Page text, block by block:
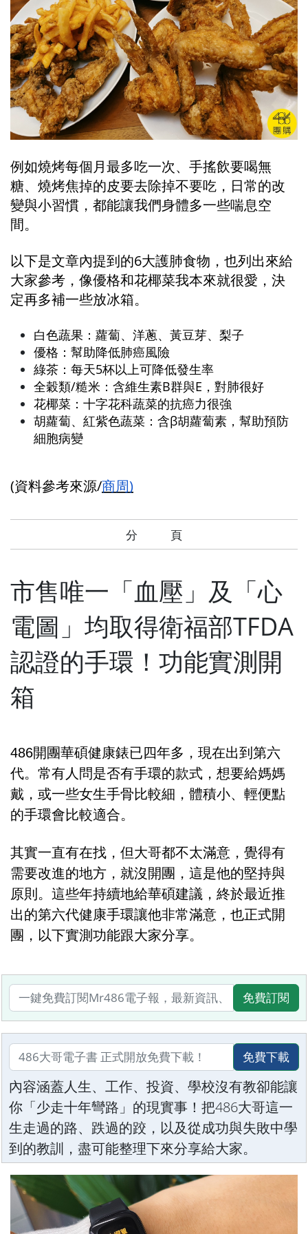
例如燒烤每個月最多吃一次、手搖飲要喝無
糖、燒烤焦掉的皮要去除掉不要吃，日常的改
變與小習慣，都能讓我們身體多一些喘息空
間。
以下是文章內提到的6大護肺食物，也列出來給
大家參考，像優格和花椰菜我本來就很愛，決
定再多補一些放冰箱。
白色蔬果：蘿蔔、洋蔥、黃豆芽、梨子
優格：幫助降低肺癌風險
綠茶：每天5杯以上可降低發生率
全穀類/糙米：含維生素B群與E，對肺很好
花椰菜：十字花科蔬菜的抗癌力很強
胡蘿蔔、紅紫色蔬菜：含β胡蘿蔔素，幫助預防
細胞病變
(資料參考來源/商周)
分 頁
市售唯一「血壓」及「心
電圖」均取得衛福部TFDA
認證的手環！功能實測開
箱
486開團華碩健康錶已四年多，現在出到第六
代。常有人問是否有手環的款式，想要給媽媽
戴，或一些女生手骨比較細，體積小、輕便點
的手環會比較適合。
其實一直有在找，但大哥都不太滿意，覺得有
需要改進的地方，就沒開團，這是他的堅持與
原則。這些年持續地給華碩建議，終於最近推
出的第六代健康手環讓他非常滿意，也正式開
團，以下實測功能跟大家分享。
免費訂閱
免費下載
內容涵蓋人生、工作、投資、學校沒有教卻能讓
你「少走十年彎路」的現實事！把486大哥這一
生走過的路、跌過的跤，以及從成功與失敗中學
到的教訓，盡可能整理下來分享給大家。